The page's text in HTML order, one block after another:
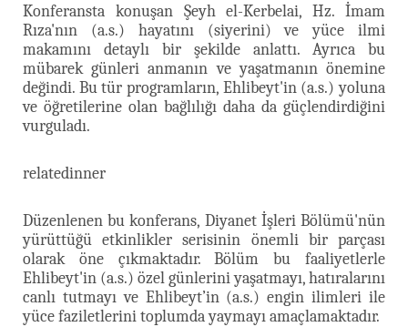
Konferansta konuşan Şeyh el-Kerbelai, Hz. İmam
Rıza'nın (a.s.) hayatını (siyerini) ve yüce ilmi
makamını detaylı bir şekilde anlattı. Ayrıca bu
mübarek günleri anmanın ve yaşatmanın önemine
değindi. Bu tür programların, Ehlibeyt'in (a.s.) yoluna
ve öğretilerine olan bağlılığı daha da güçlendirdiğini
vurguladı.
relatedinner
Düzenlenen bu konferans, Diyanet İşleri Bölümü'nün
yürüttüğü etkinlikler serisinin önemli bir parçası
olarak öne çıkmaktadır. Bölüm bu faaliyetlerle
Ehlibeyt'in (a.s.) özel günlerini yaşatmayı, hatıralarını
canlı tutmayı ve Ehlibeyt’in (a.s.) engin ilimleri ile
yüce faziletlerini toplumda yaymayı amaçlamaktadır.